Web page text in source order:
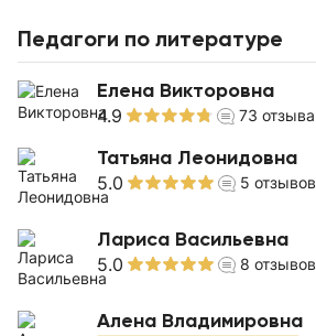
Педагоги по литературе
Елена Викторовна
4.9 73 отзыва
Татьяна Леонидовна
5.0 5 отзывов
Лариса Васильевна
5.0 8 отзывов
Алена Владимировна